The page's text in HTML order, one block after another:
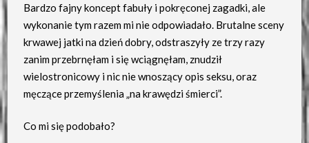
Bardzo fajny koncept fabuły i pokręconej zagadki, ale
wykonanie tym razem mi nie odpowiadało. Brutalne sceny
krwawej jatki na dzień dobry, odstraszyły ze trzy razy
zanim przebrnęłam i się wciągnęłam, znudził
wielostronicowy i nic nie wnoszący opis seksu, oraz
męczące przemyślenia „na krawędzi śmierci”.
Co mi się podobało?